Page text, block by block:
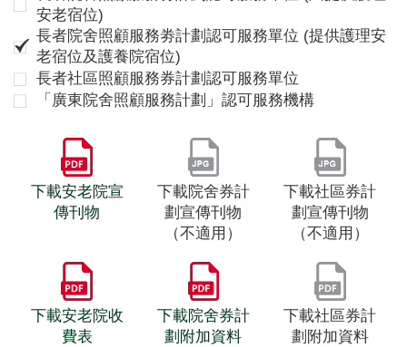
安老宿位)
長者院舍照顧服務劵計劃認可服務單位 (提供護理安
老宿位及護養院宿位)
長者社區照顧服務券計劃認可服務單位
「廣東院舍照顧服務計劃」認可服務機構
下載安老院宣
傳刊物
下載院舍券計
劃宣傳刊物
（不適用）
下載社區券計
劃宣傳刊物
（不適用）
下載安老院收
費表
下載院舍券計
劃附加資料
下載社區券計
劃附加資料